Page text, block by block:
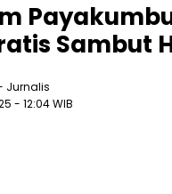
Sambut
Jurnalis
- 12:04 WIB